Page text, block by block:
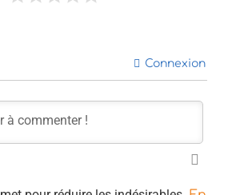
Connexion